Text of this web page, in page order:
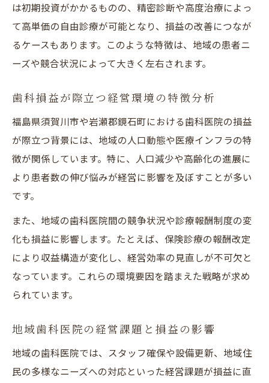
は初期投資がかかるものの、精密診断や高度治療によっ
て高単価の自由診療が可能となり、損益の改善につなが
るケースもあります。このような特徴は、地域の患者ニ
ーズや競合状況によって大きく左右されます。
歯科損益が際立つ経営環境の特徴分析
福島県須賀川市や岩瀬郡鏡石町における歯科医院の損益
が際立つ背景には、地域の人口動態や医療インフラの特
徴が関係しています。特に、人口減少や高齢化の進展に
より患者数の伸び悩みが経営に影響を及ぼすことが多い
です。
また、地域の歯科医院間の競争状況や診療報酬制度の変
化も損益に影響します。たとえば、保険診療の報酬改定
により収益構造が変化し、経営効率の見直しが不可欠と
なっています。これらの環境要因を踏まえた戦略が求め
られています。
地域歯科医院の経営課題と損益の影響
地域の歯科医院では、スタッフ確保や設備更新、地域住
民の多様なニーズへの対応といった経営課題が損益に直